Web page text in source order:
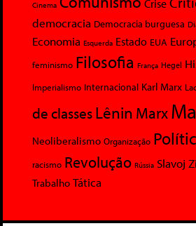
Cinema Crise
democracia Democracia burguesa
Economia Esquerda Estado EUA
feminismo Filosofia França Hegel
Imperialismo Internacional Karl Marx
de classesLênin Marx
Neoliberalismo Organização
racismo Revolução Rússia Slavoj
Trabalho Tática